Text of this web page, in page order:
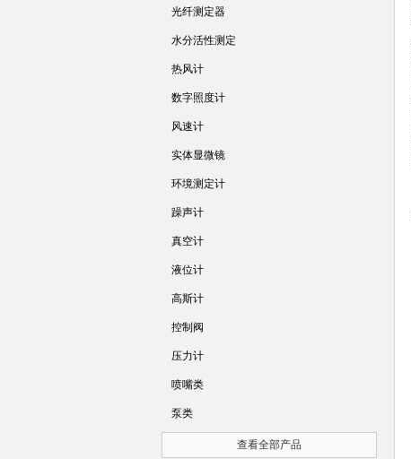
光纤测定器
水分活性测定
热风计
数字照度计
风速计
实体显微镜
环境测定计
躁声计
真空计
液位计
高斯计
控制阀
压力计
喷嘴类
泵类
查看全部产品